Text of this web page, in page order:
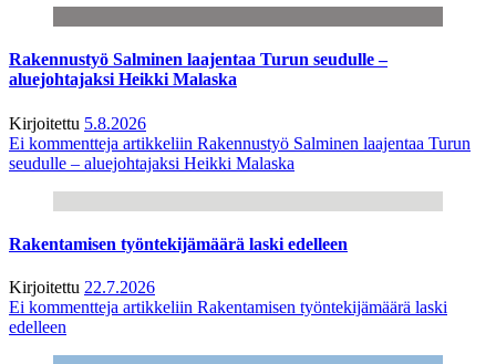
Rakennustyö Salminen laajentaa Turun seudulle –
aluejohtajaksi Heikki Malaska
Kirjoitettu 5.8.2026
Ei kommentteja artikkeliin Rakennustyö Salminen laajentaa Turun
seudulle – aluejohtajaksi Heikki Malaska
Rakentamisen työntekijämäärä laski edelleen
Kirjoitettu 22.7.2026
Ei kommentteja artikkeliin Rakentamisen työntekijämäärä laski
edelleen